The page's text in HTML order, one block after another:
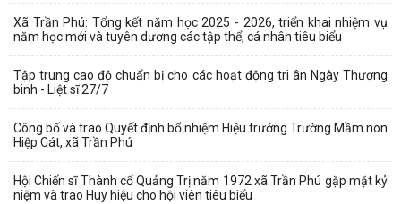
Xã Trần Phú: Tổng kết năm học 2025 - 2026, triển khai nhiệm vụ
năm học mới và tuyên dương các tập thể, cá nhân tiêu biểu
Tập trung cao độ chuẩn bị cho các hoạt động tri ân Ngày Thương
binh - Liệt sĩ 27/7
Công bố và trao Quyết định bổ nhiệm Hiệu trưởng Trường Mầm non
Hiệp Cát, xã Trần Phú
Hội Chiến sĩ Thành cổ Quảng Trị năm 1972 xã Trần Phú gặp mặt kỷ
niệm và trao Huy hiệu cho hội viên tiêu biểu